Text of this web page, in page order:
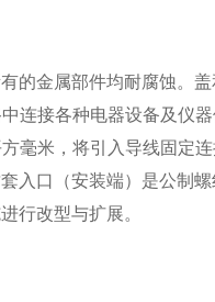
的金属部件均耐腐蚀。
连接各种电器设备及仪
毫米，将引入导线固定
口（安装端）是公制螺
行改型与扩展。